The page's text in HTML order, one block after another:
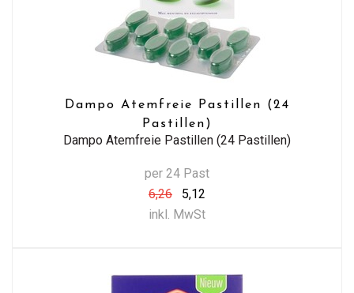
Dampo Atemfreie Pastillen (24
Pastillen)
Dampo Atemfreie Pastillen (24 Pastillen)
per 24 Past
6,26
5,12
inkl. MwSt